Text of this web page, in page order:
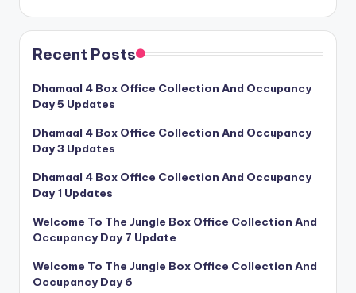
Recent Posts
Dhamaal 4 Box Office Collection And Occupancy
Day 5 Updates
Dhamaal 4 Box Office Collection And Occupancy
Day 3 Updates
Dhamaal 4 Box Office Collection And Occupancy
Day 1 Updates
Welcome To The Jungle Box Office Collection And
Occupancy Day 7 Update
Welcome To The Jungle Box Office Collection And
Occupancy Day 6